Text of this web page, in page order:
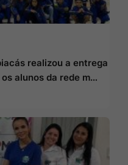
realizou a entrega
alunos da rede m…